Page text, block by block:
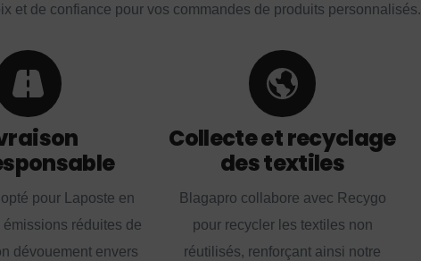
et de confiance pour vos commandes de produits personnalisés.
pour Laposte en
réduites de
dévouement envers
Collecte et recyclage
des textiles
Blagapro collabore avec Recygo
pour recycler les textiles non
réutilisés, renforçant ainsi notre